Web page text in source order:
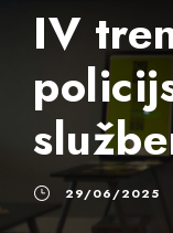
IV
29/06/2025